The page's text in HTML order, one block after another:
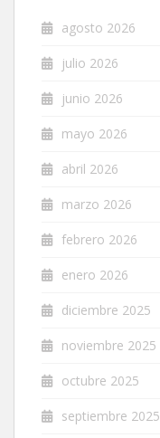
agosto 2026
julio 2026
junio 2026
mayo 2026
abril 2026
marzo 2026
febrero 2026
enero 2026
diciembre 2025
noviembre 2025
octubre 2025
septiembre 2025